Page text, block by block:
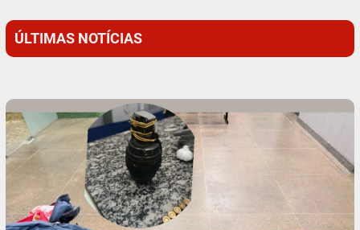
ÚLTIMAS NOTÍCIAS